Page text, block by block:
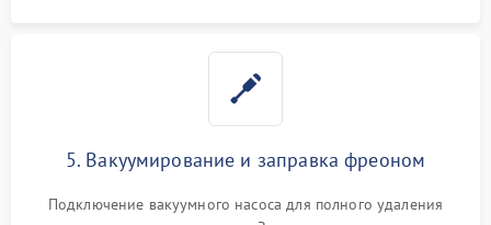
5. Вакуумирование и заправка фреоном
Подключение вакуумного насоса для полного удаления